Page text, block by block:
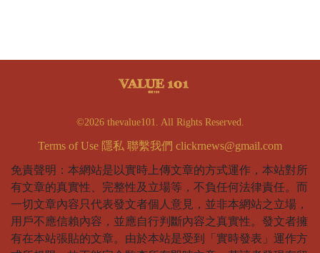
©2026 thevalue101. All Rights Reserved.
Terms of Use 隱私 聯繫我們 clickrnews@gmail.com
免責聲明：本網站是以實時上傳文章的方式運作，本站對所
有文章的真實性、完整性及立場等，不負任何法律責任。而
一切文章內容只代表發文者個人意見，並非本網站之立場，
用戶不應信賴內容，並應自行判斷內容之真實性。發文者擁
有在本站張貼的文章。由於本站是受到「實時發表」運作方